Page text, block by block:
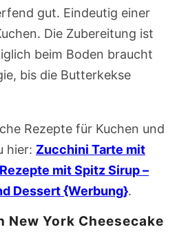
gut. Eindeutig einer
Die Zubereitung ist
beim Boden braucht
bis die Butterkekse
Rezepte für Kuchen und
hier: Zucchini Tarte mit
mit Spitz Sirup –
Dessert {Werbung}.
New York Cheesecake